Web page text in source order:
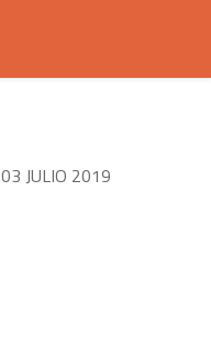
03 JULIO 2019